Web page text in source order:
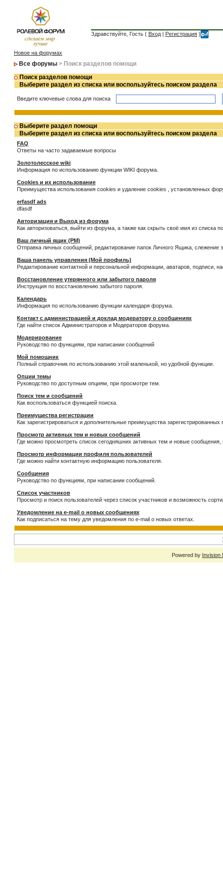
Здравствуйте, Гость ( Вход | Регистрация )
Новое на форумах
Все форумы > Поиск разделов помощи
Поиск разделов помощи
Выберите раздел из списка или воспользуйтесь поиском раздела
Введите ключевые слова для поиска
Выберите раздел помощи
Выберите раздел из списка или воспользуйтесь поиском раздела
FAQ
Ответы на часто задаваемые вопросы
Золотолесское wiki
Информация по использованию функции WIKI форума.
Cookies и их использование
Преимущества использования cookies и удаление cookies , установленных
erfasdf ads
dfasdf
Авторизация и Выход из форума
Как авторизоваться, выйти из форума, а также как скрыть своё имя из списка
Ваш личный ящик (PM)
Отправка личных сообщений, редактирование папок Личного Ящика,
Ваша панель управления (Мой профиль)
Редактирование контактной и персональной информации, аватаров,
Восстановление утерянного или забытого пароля
Инструкция по восстановлению забытого пароля.
Календарь
Информация по использованию функции календаря форума.
Контакт с администрацией и доклад модератору о сообщениях
Где найти список Администраторов и Модераторов форума.
Модерирование
Руководство по функциям, при написании сообщений
Мой помощник
Полный справочник по использованию этой маленькой, но удобной функции.
Опции темы
Руководство по доступным опциям, при просмотре тем.
Поиск тем и сообщений
Как воспользоваться функцией поиска.
Преимущества регистрации
Как зарегистрироваться и дополнительные преимущества зарегистрированных
Просмотр активных тем и новых сообщений
Где можно просмотреть список сегодняшних активных тем и новые
Просмотр информации профиля пользователей
Где можно найти контактную информацию пользователя.
Сообщения
Руководство по функциям, при написании сообщений.
Список участников
Просмотр и поиск пользователей через список участников и возможность
Уведомление на e-mail о новых сообщениях
Как подписаться на тему для уведомления по e-mail о новых ответах.
Powered by Invision